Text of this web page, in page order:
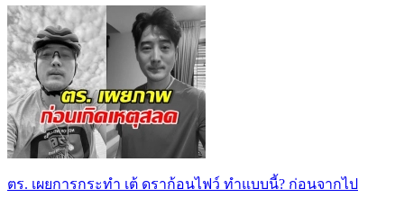
ตร. เผยการกระทำ เต้ ดราก้อนไฟว์ ทำแบบนี้? ก่อนจากไป